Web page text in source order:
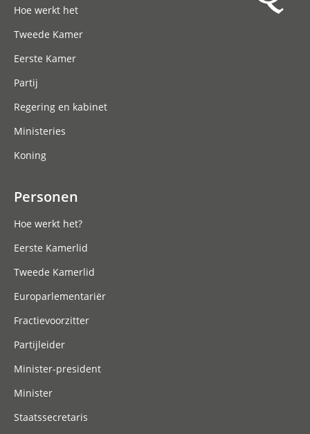
Hoe werkt het
Tweede Kamer
Eerste Kamer
Partij
Regering en kabinet
Ministeries
Koning
Personen
Hoe werkt het?
Eerste Kamerlid
Tweede Kamerlid
Europarlementariër
Fractievoorzitter
Partijleider
Minister-president
Minister
Staatssecretaris